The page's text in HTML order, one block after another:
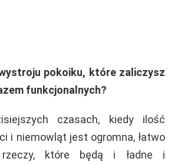
pokoiku, które zaliczysz
funkcjonalnych?
czasach, kiedy ilość
i niemowląt jest ogromna, łatwo
rzeczy, które będą i ładne i